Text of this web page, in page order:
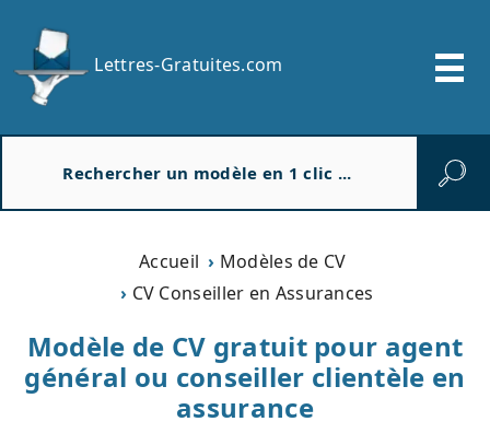
Lettres-Gratuites.com
Accueil
Modèles de CV
CV Conseiller en Assurances
Modèle de CV gratuit pour agent
général ou conseiller clientèle en
assurance